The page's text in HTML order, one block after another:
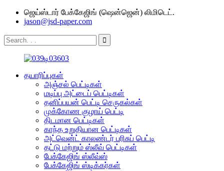
ஜெய்ஸ்டார் பேக்கேஜிங் (ஷென்ஜென்) லிமிடெட்.
jason@jsd-paper.com
தயாரிப்புகள்
அஞ்சல் பெட்டிகள்
மடிப்பு அட்டைப் பெட்டிகள்
தனிப்பயன் பெட்டி செருகல்கள்
முக்கோண குழாய் பெட்டி
திடமான பெட்டிகள்
காந்த உறுதியான பெட்டிகள்
அட்வென்ட் காலண்டர் பரிசுப் பெட்டி
தட்டு மற்றும் ஸ்லீவ் பெட்டிகள்
பேக்கேஜிங் ஸ்லீவ்ஸ்
பேக்கேஜிங் ஸ்டிக்கர்கள்